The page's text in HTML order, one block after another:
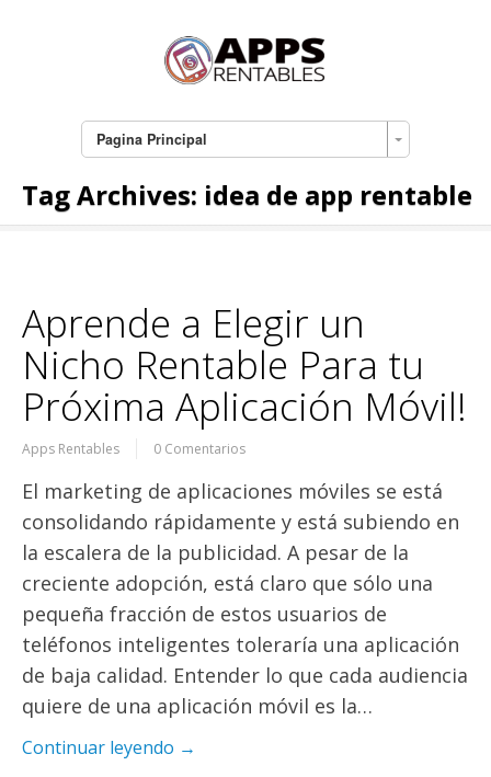
Pagina Principal
Tag Archives: idea de app rentable
Aprende a Elegir un
Nicho Rentable Para tu
Próxima Aplicación Móvil!
Apps Rentables 0 Comentarios
El marketing de aplicaciones móviles se está
consolidando rápidamente y está subiendo en
la escalera de la publicidad. A pesar de la
creciente adopción, está claro que sólo una
pequeña fracción de estos usuarios de
teléfonos inteligentes toleraría una aplicación
de baja calidad. Entender lo que cada audiencia
quiere de una aplicación móvil es la…
Continuar leyendo →